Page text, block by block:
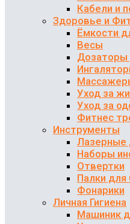
Кабели и
Здоровье и
Ёмкости
Весы
Уход за
Уход за
Фитнес
Инструменты
Лазерные
Наборы
Отвертки
Палки
Фонарики
Личная Гигиена
Машиник